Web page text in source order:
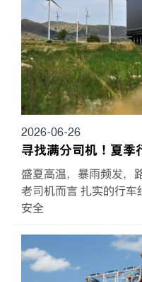
2026-06-26
寻找满分司机！夏季
盛夏高温，暴雨频发，
老司机而言 扎实的行
安全